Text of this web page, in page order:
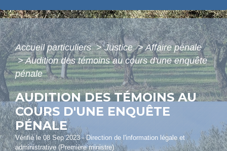
Accueil particuliers> Justice> Affaire pénale
> Audition des témoins au cours d'une enquête
pénale
AUDITION DES TÉMOINS AU
COURS D'UNE ENQUÊTE
PÉNALE
Vérifié le 08 Sep 2023 - Direction de l'information légale et
administrative (Première ministre)